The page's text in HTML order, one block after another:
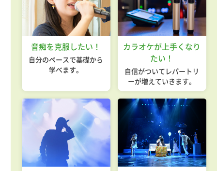
音痴を克服したい！
自分のペースで基礎から
学べます。
カラオケが上手くなり
たい！
自信がついてレパートリ
ーが増えていきます。